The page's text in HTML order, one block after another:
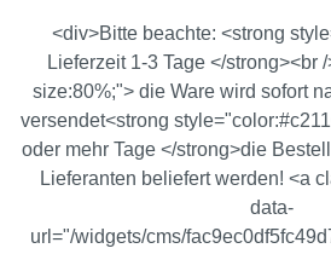
Zum Hauptinhalt springen
<div>Bitte beachte: <strong
Lieferzeit 1-3 Tage </strong><br
size:80%;"> die Ware wird sofort
versendet<strong
oder mehr Tage </strong>die
Lieferanten beliefert werden! <a
data-
url="/widgets/cms/